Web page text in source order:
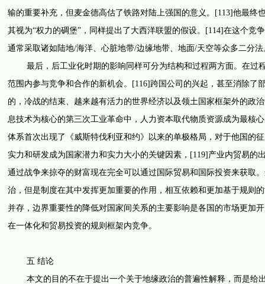
输的重要补充，但麦金德高估了铁路对陆上强国的意义。[113]他最终
其视为“权力的碉堡”，同样提出了大西洋联盟的假设。[114]在这个
通常采取诸如陆地/海洋、心脏地带/边缘地带、地面/天空等众多二分法
最后，后工业化时期的影响同样可分为结构和过程两方面。在过
范围内参与竞争和合作的新机会。[116]跨国公司的兴起，甚至消除
的，冷战的结束、越来越有活力的世界经济以及领土国家框架外的政
息技术为核心的第三次工业革命中，人力资本取代物质资源成为最核
体系首次出现了《威斯特伐利亚和约》以来的单极格局，对于他国的
实力和研发成为国家潜力和实力大小的关键因素，[119]产业内贸易
通过战争来掠夺的财富现在完全可以通过国际贸易和国际投资来获取
治，但是制度在其中发挥更加重要的作用，相互依赖和更加基于规则
并存，边界重要性的降低对国家间关系的主要影响是各国的市场更加
在一体化和贸易投资的规则框架内竞争。
五 结论
本文的目的不在于提出一个关于地缘政治的普遍性解释，而是给